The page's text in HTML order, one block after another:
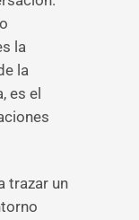
la
la
es el
trazar un